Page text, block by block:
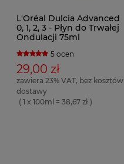
L'Oréal Dulcia Advanced
0, 1, 2, 3 - Płyn do Trwałej
Ondulacji 75ml
5 ocen
29,00 zł
zawiera 23% VAT, bez kosztów
dostawy
( 1 x 100ml = 38,67 zł )